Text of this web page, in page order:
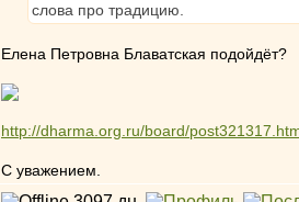
слова про традицию.
Елена Петровна Блаватская подойдёт?
http://dharma.org.ru/board/
С уважением.